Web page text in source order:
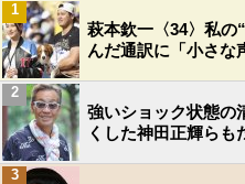
萩本欽一〈34〉私
んだ通訳に「小さな
1
強いショック状態
くした神田正輝らも
2
3